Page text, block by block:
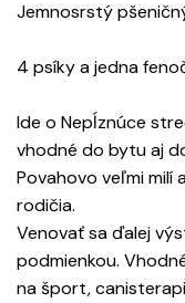
Jemnosrstý
4 psíky a jedna
Ide o Nepĺznúce
vhodné do bytu aj
Povahovo veľmi milí
rodičia.
Venovať sa ďalej
podmienkou.
na šport,